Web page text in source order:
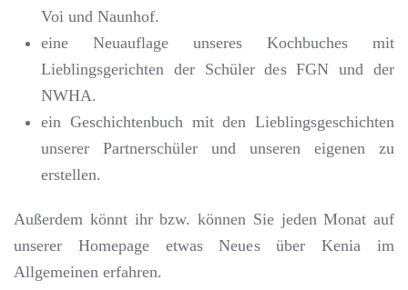
Voi und Naunhof.
eine Neuauflage unseres Kochbuches mit
Lieblingsgerichten der Schüler des FGN und der
NWHA.
ein Geschichtenbuch mit den Lieblingsgeschichten
unserer Partnerschüler und unseren eigenen zu
erstellen.
Außerdem könnt ihr bzw. können Sie jeden Monat auf
unserer Homepage etwas Neues über Kenia im
Allgemeinen erfahren.